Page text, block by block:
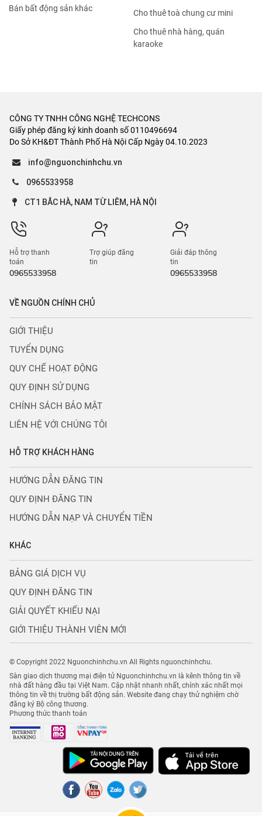
Bán bất động sản khác
Cho thuê toà chung cư mini
Cho thuê nhà hàng, quán
karaoke
CÔNG TY TNHH CÔNG NGHỆ TECHCONS
Giấy phép đăng ký kinh doanh số 0110496694
Do Sở KH&ĐT Thành Phố Hà Nội Cấp Ngày 04.10.2023
info@nguonchinhchu.vn
0965533958
CT1 BẮC HÀ, NAM TỪ LIÊM, HÀ NỘI
Hỗ trợ thanh
toán
0965533958
Trợ giúp đăng
tin
Giải đáp thông
tin
0965533958
VỀ NGUỒN CHÍNH CHỦ
GIỚI THIỆU
TUYỂN DỤNG
QUY CHẾ HOẠT ĐỘNG
QUY ĐỊNH SỬ DỤNG
CHÍNH SÁCH BẢO MẬT
LIÊN HỆ VỚI CHÚNG TÔI
HỖ TRỢ KHÁCH HÀNG
HƯỚNG DẪN ĐĂNG TIN
QUY ĐỊNH ĐĂNG TIN
HƯỚNG DẪN NẠP VÀ CHUYỂN TIỀN
KHÁC
BẢNG GIÁ DỊCH VỤ
QUY ĐỊNH ĐĂNG TIN
GIẢI QUYẾT KHIẾU NẠI
GIỚI THIỆU THÀNH VIÊN MỚI
© Copyright 2022 Nguonchinhchu.vn All Rights nguonchinhchu.
Sàn giao dịch thương mại điện tử Nguonchinhchu.vn là kênh thông tin về
nhà đất hàng đầu tại Việt Nam. Cập nhật nhanh nhất, chính xác nhất mọi
thông tin về thị trường bất động sản. Website đang chạy thử nghiệm chờ
đăng ký Bộ công thương.
Phương thức thanh toán